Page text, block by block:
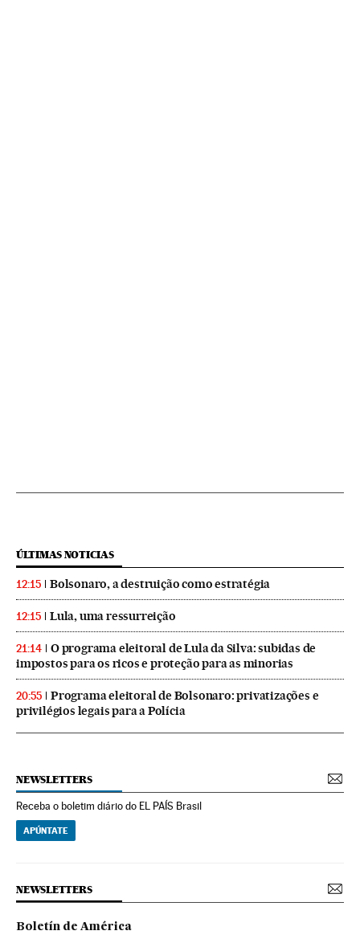
ÚLTIMAS NOTICIAS
12:15 Bolsonaro, a destruição como estratégia
12:15 Lula, uma ressurreição
21:14
O programa eleitoral de Lula da Silva: subidas de
impostos para os ricos e proteção para as minorias
20:55
Programa eleitoral de Bolsonaro: privatizações e
privilégios legais para a Polícia
NEWSLETTERS
Receba o boletim diário do EL PAÍS Brasil
APÚNTATE
NEWSLETTERS
Boletín de América